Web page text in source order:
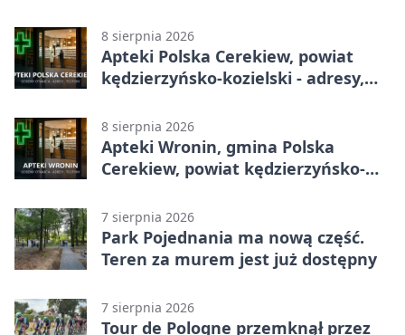
8 sierpnia 2026
Apteki Polska Cerekiew, powiat
kędzierzyńsko-kozielski - adresy,
8 sierpnia 2026
Apteki Wronin, gmina Polska
Cerekiew, powiat kędzierzyńsko-
otwarcia
7 sierpnia 2026
Park Pojednania ma nową część.
Teren za murem jest już dostępny
7 sierpnia 2026
Tour de Pologne przemknął przez